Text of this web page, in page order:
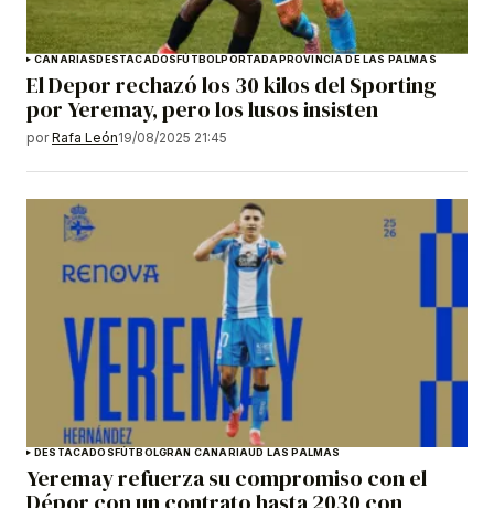
CANARIASDESTACADOSFÚTBOLPORTADAPROVINCIA DE LAS PALMAS
El Depor rechazó los 30 kilos del Sporting
por Yeremay, pero los lusos insisten
por Rafa León19/08/2025 21:45
DESTACADOSFÚTBOLGRAN CANARIAUD LAS PALMAS
Yeremay refuerza su compromiso con el